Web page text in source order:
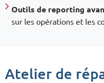
Outils de reporting
sur les opérations et les
Atelier de